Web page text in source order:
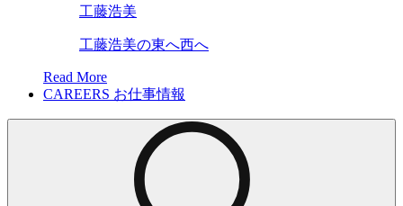
工藤浩美
工藤浩美の東へ西へ
Read More
CAREERS お仕事情報